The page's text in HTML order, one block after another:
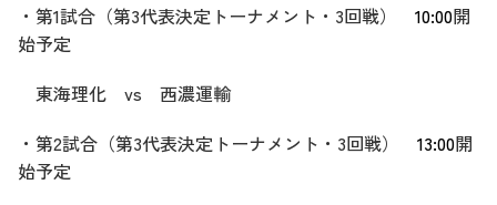
・第1試合（第3代表決定トーナメント・3回戦） 10:00開
始予定
東海理化 vs 西濃運輸
・第2試合（第3代表決定トーナメント・3回戦） 13:00開
始予定